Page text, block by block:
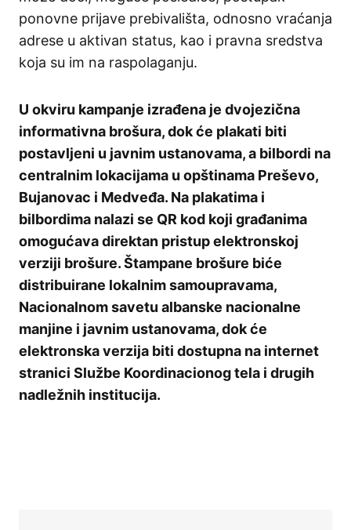
ponovne prijave prebivališta, odnosno vraćanja
adrese u aktivan status, kao i pravna sredstva
koja su im na raspolaganju.
U okviru kampanje izrađena je dvojezična
informativna brošura, dok će plakati biti
postavljeni u javnim ustanovama, a bilbordi na
centralnim lokacijama u opštinama Preševo,
Bujanovac i Medveđa. Na plakatima i
bilbordima nalazi se QR kod koji građanima
omogućava direktan pristup elektronskoj
verziji brošure. Štampane brošure biće
distribuirane lokalnim samoupravama,
Nacionalnom savetu albanske nacionalne
manjine i javnim ustanovama, dok će
elektronska verzija biti dostupna na internet
stranici Službe Koordinacionog tela i drugih
nadležnih institucija.